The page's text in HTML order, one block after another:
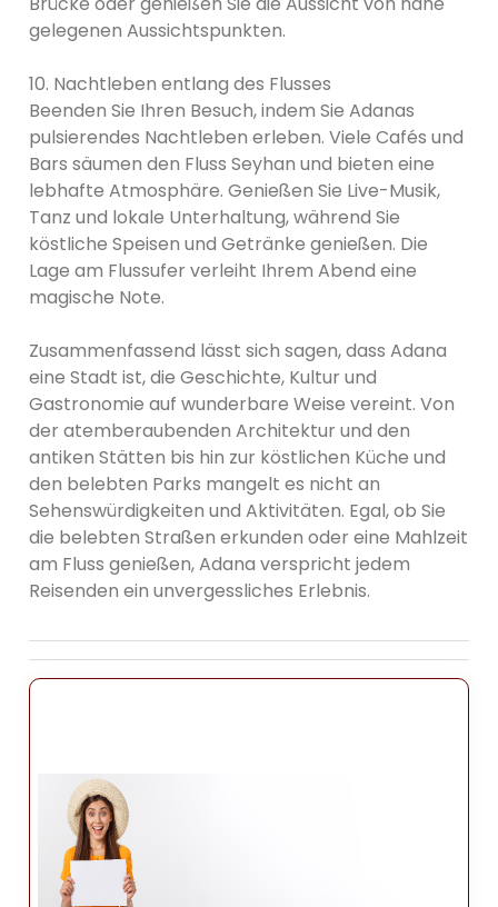
gelegenen Aussichtspunkten.
10. Nachtleben entlang des Flusses
Beenden Sie Ihren Besuch, indem Sie Adanas
pulsierendes Nachtleben erleben. Viele Cafés und
Bars säumen den Fluss Seyhan und bieten eine
lebhafte Atmosphäre. Genießen Sie Live-Musik,
Tanz und lokale Unterhaltung, während Sie
köstliche Speisen und Getränke genießen. Die
Lage am Flussufer verleiht Ihrem Abend eine
magische Note.
Zusammenfassend lässt sich sagen, dass Adana
eine Stadt ist, die Geschichte, Kultur und
Gastronomie auf wunderbare Weise vereint. Von
der atemberaubenden Architektur und den
antiken Stätten bis hin zur köstlichen Küche und
den belebten Parks mangelt es nicht an
Sehenswürdigkeiten und Aktivitäten. Egal, ob Sie
die belebten Straßen erkunden oder eine Mahlzeit
am Fluss genießen, Adana verspricht jedem
Reisenden ein unvergessliches Erlebnis.